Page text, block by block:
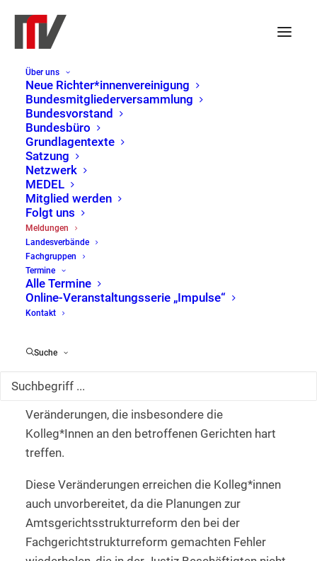
Über uns
Neue Richter*innenvereinigung
Bundesmitgliederversammlung
Bundesvorstand
Bundesbüro
Grundlagentexte
Satzung
Netzwerk
MEDEL
Mitglied werden
Folgt uns
Meldungen
Landesverbände
Fachgruppen
Termine
Alle Termine
Online-Veranstaltungsserie „Impulse“
Kontakt
Suche
Beschluss des
Lenkungsausschusses zur
Amtsgerichtsstrukturreform
22. Oktober 2025
Pressemitteilung
Der Beschluss des Lenkungsausschusses zur
Amtsgerichtsstrukturreform sieht die Auflösung
des Amtsgerichtes Reinbek mit Auslaufen des
bestehenden Mietvertrages zum 31.12.2029 und
örtliche und strukturelle Änderungen an einigen
wie in der Medieninformation des Ministeriums
detailliert aufgeführt – vor. Dies sind erhebliche
Veränderungen, die insbesondere die
Kolleg*Innen an den betroffenen Gerichten hart
treffen.
Diese Veränderungen erreichen die Kolleg*innen
auch unvorbereitet, da die Planungen zur
Amtsgerichtsstrukturreform den bei der
Fachgerichtstrukturreform gemachten Fehler